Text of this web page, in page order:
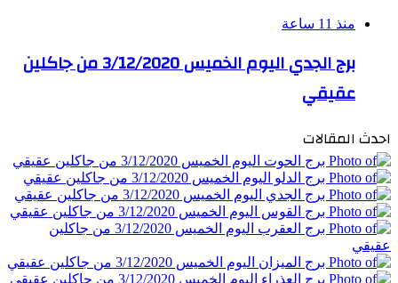
منذ 11 ساعة
برج الجدي اليوم الخميس 3/12/2020 من جاكلين
عقيقي
احدث المقالات